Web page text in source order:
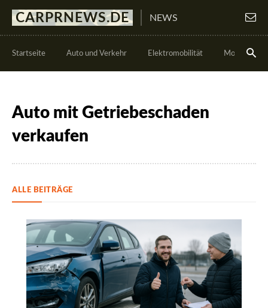
CARPRNEWS.DE NEWS
Startseite Auto und Verkehr Elektromobilität Motorsport
Auto mit Getriebeschaden
verkaufen
ALLE BEITRÄGE